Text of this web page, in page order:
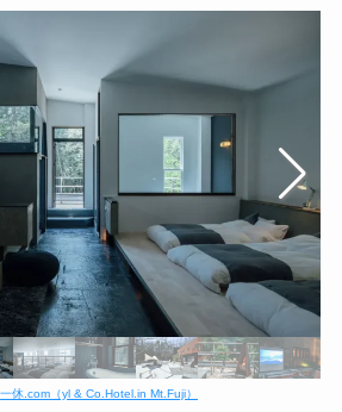
一休.com（yl & Co.Hotel.in Mt.Fuji）